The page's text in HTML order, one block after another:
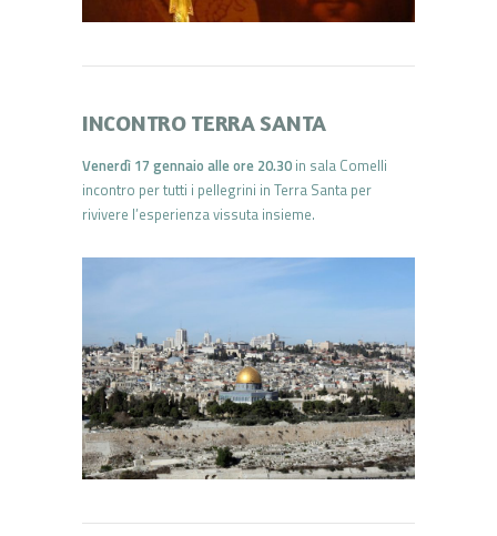
INCONTRO TERRA SANTA
Venerdì 17 gennaio alle ore 20.30 in sala Comelli
incontro per tutti i pellegrini in Terra Santa per
rivivere l’esperienza vissuta insieme.